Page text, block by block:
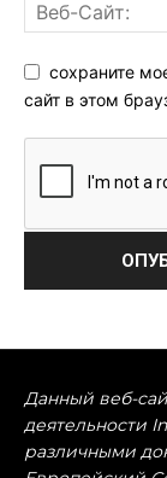
сохраните
сайт в этом
Данный веб-
деятельности
различными